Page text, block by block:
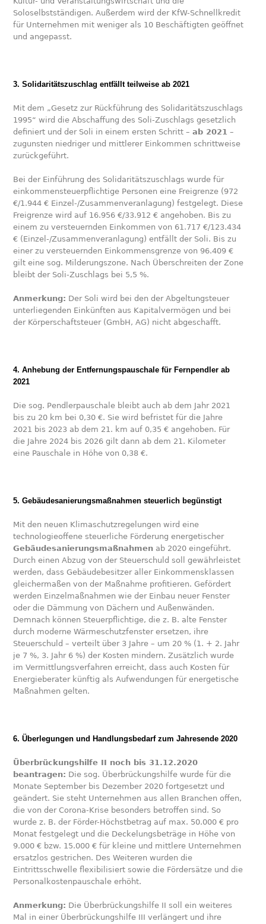
Soloselbstständigen. Außerdem wird der KfW-Schnellkredit
für Unternehmen mit weniger als 10 Beschäftigten geöffnet
und angepasst.
3. Solidaritätszuschlag entfällt teilweise ab 2021
Mit dem „Gesetz zur Rückführung des Solidaritätszuschlags
1995“ wird die Abschaffung des Soli-Zuschlags gesetzlich
definiert und der Soli in einem ersten Schritt –ab 2021 –
zugunsten niedriger und mittlerer Einkommen schrittweise
zurückgeführt.
Bei der Einführung des Solidaritätszuschlags wurde für
einkommensteuerpflichtige Personen eine Freigrenze (972
€/1.944 € Einzel-/Zusammenveranlagung) festgelegt. Diese
Freigrenze wird auf 16.956 €/33.912 € angehoben. Bis zu
einem zu versteuernden Einkommen von 61.717 €/123.434
€ (Einzel-/Zusammenveranlagung) entfällt der Soli. Bis zu
einer zu versteuernden Einkommensgrenze von 96.409 €
gilt eine sog. Milderungszone. Nach Überschreiten der Zone
bleibt der Soli-Zuschlags bei 5,5 %.
Anmerkung: Der Soli wird bei den der Abgeltungsteuer
unterliegenden Einkünften aus Kapitalvermögen und bei
der Körperschaftsteuer (GmbH, AG) nicht abgeschafft.
4. Anhebung der Entfernungspauschale für Fernpendler ab
2021
Die sog. Pendlerpauschale bleibt auch ab dem Jahr 2021
bis zu 20 km bei 0,30 €. Sie wird befristet für die Jahre
2021 bis 2023 ab dem 21. km auf 0,35 € angehoben. Für
die Jahre 2024 bis 2026 gilt dann ab dem 21. Kilometer
eine Pauschale in Höhe von 0,38 €.
5. Gebäudesanierungsmaßnahmen steuerlich begünstigt
Mit den neuen Klimaschutzregelungen wird eine
technologieoffene steuerliche Förderung energetischer
Gebäudesanierungsmaßnahmen ab 2020 eingeführt.
Durch einen Abzug von der Steuerschuld soll gewährleistet
werden, dass Gebäudebesitzer aller Einkommensklassen
gleichermaßen von der Maßnahme profitieren. Gefördert
werden Einzelmaßnahmen wie der Einbau neuer Fenster
oder die Dämmung von Dächern und Außenwänden.
Demnach können Steuerpflichtige, die z. B. alte Fenster
durch moderne Wärmeschutzfenster ersetzen, ihre
Steuerschuld – verteilt über 3 Jahre – um 20 % (1. + 2. Jahr
je 7 %, 3. Jahr 6 %) der Kosten mindern. Zusätzlich wurde
im Vermittlungsverfahren erreicht, dass auch Kosten für
Energieberater künftig als Aufwendungen für energetische
Maßnahmen gelten.
6. Überlegungen und Handlungsbedarf zum Jahresende 2020
Überbrückungshilfe II noch bis 31.12.2020
beantragen: Die sog. Überbrückungshilfe wurde für die
Monate September bis Dezember 2020 fortgesetzt und
geändert. Sie steht Unternehmen aus allen Branchen offen,
die von der Corona-Krise besonders betroffen sind. So
wurde z. B. der Förder-Höchstbetrag auf max. 50.000 € pro
Monat festgelegt und die Deckelungsbeträge in Höhe von
9.000 € bzw. 15.000 € für kleine und mittlere Unternehmen
ersatzlos gestrichen. Des Weiteren wurden die
Eintrittsschwelle flexibilisiert sowie die Fördersätze und die
Personalkostenpauschale erhöht.
Anmerkung: Die Überbrückungshilfe II soll ein weiteres
Mal in einer Überbrückungshilfe III verlängert und ihre